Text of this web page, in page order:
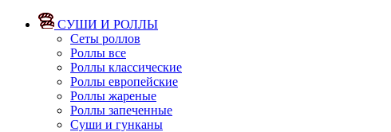
СУШИ И РОЛЛЫ
Сеты роллов
Роллы все
Роллы классические
Роллы европейские
Роллы жареные
Роллы запеченные
Суши и гунканы